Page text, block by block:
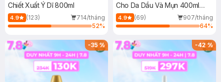
Chiết Xuất Ý Dĩ 800ml
4.9 (123)
714/tháng
52%
Cho Da Dầu Và Mụn 400ml
(Mới)
4.9 (69)
907/tháng
64%
-35% -42%